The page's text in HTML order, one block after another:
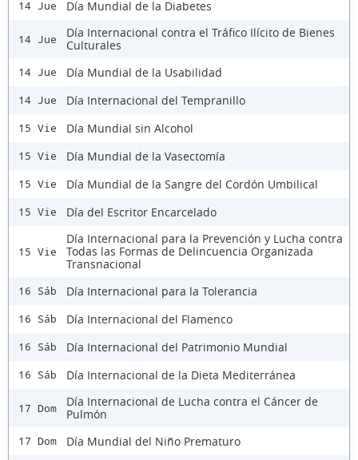
14 Jue Día Mundial de la Diabetes
14 Jue
Día Internacional contra el Tráfico Ilícito de Bienes
Culturales
14 Jue Día Mundial de la Usabilidad
14 Jue Día Internacional del Tempranillo
15 Vie Día Mundial sin Alcohol
15 Vie Día Mundial de la Vasectomía
15 Vie Día Mundial de la Sangre del Cordón Umbilical
15 Vie Día del Escritor Encarcelado
15 Vie
Día Internacional para la Prevención y Lucha contra
Todas las Formas de Delincuencia Organizada
Transnacional
16 Sáb Día Internacional para la Tolerancia
16 Sáb Día Internacional del Flamenco
16 Sáb Día Internacional del Patrimonio Mundial
16 Sáb Día Internacional de la Dieta Mediterránea
17 Dom
Día Internacional de Lucha contra el Cáncer de
Pulmón
17 Dom Día Mundial del Niño Prematuro